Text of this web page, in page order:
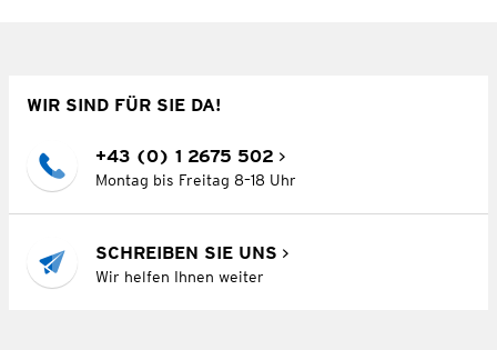
WIR SIND FÜR SIE DA!
+43 (0) 1 2675 502
Montag bis Freitag 8–18 Uhr
SCHREIBEN SIE UNS
Wir helfen Ihnen weiter